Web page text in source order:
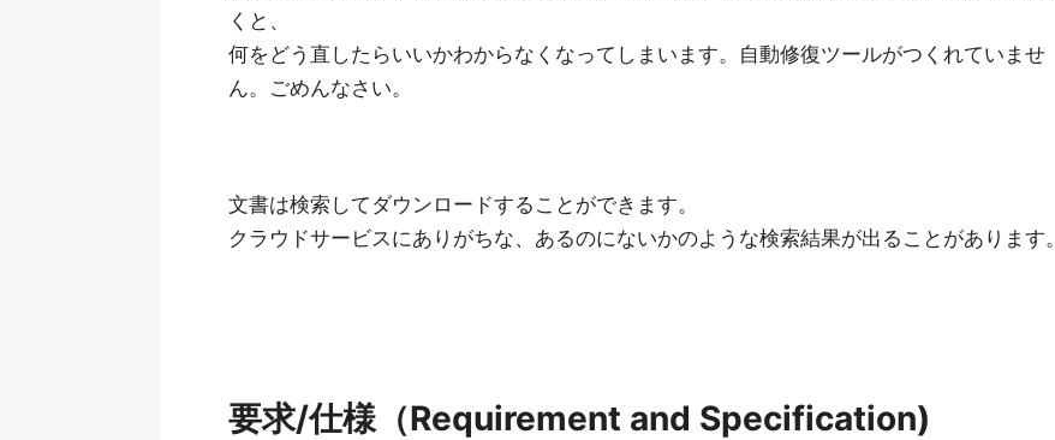
くと、
何をどう直したらいいかわからなくなってしまいます。自動修復ツールがつくれていませ
ん。ごめんなさい。
文書は検索してダウンロードすることができます。
クラウドサービスにありがちな、あるのにないかのような検索結果が出ることがあります。
要求/仕様（Requirement and Specification)